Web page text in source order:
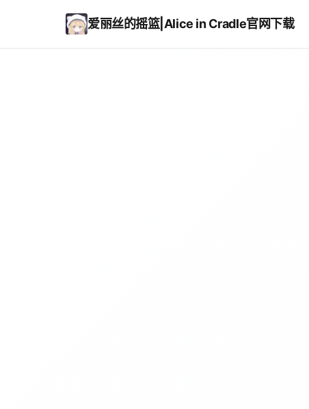
爱丽丝的摇篮|Alice in Cradle官网下载